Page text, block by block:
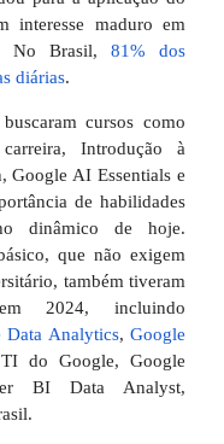
interesse maduro em
No Brasil, 81% dos
diárias.
cursos como
Introdução à
Google AI Essentials e
de habilidades
dinâmico de hoje.
que não exigem
também tiveram
2024, incluindo
Data Analytics,Google
do Google, Google
BI Data Analyst,